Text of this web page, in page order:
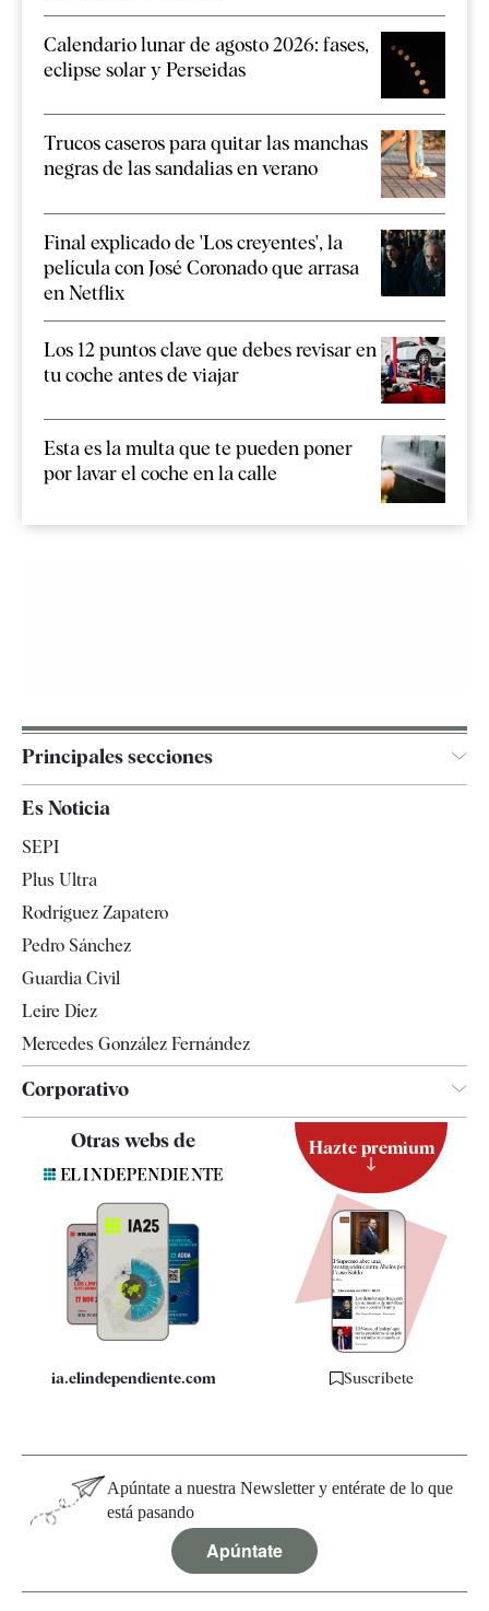
Calendario lunar de agosto 2026: fases,
eclipse solar y Perseidas
Trucos caseros para quitar las manchas
negras de las sandalias en verano
Final explicado de 'Los creyentes', la
película con José Coronado que arrasa
en Netflix
Los 12 puntos clave que debes revisar en
tu coche antes de viajar
Esta es la multa que te pueden poner
por lavar el coche en la calle
Principales secciones
Televisión
Es Noticia
SEPI
Plus Ultra
Rodríguez Zapatero
Pedro Sánchez
Guardia Civil
Leire Díez
Mercedes González Fernández
Corporativo
Quiénes somos
Especificaciones
Otras webs de
ia.elindependiente.com
Hazte premium
Suscríbete
Apúntate a nuestra Newsletter y entérate de lo que
está pasando
Apúntate